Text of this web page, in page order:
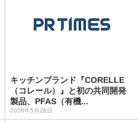
キッチンブランド『CORELLE
（コレール）』と初の共同開発
製品、PFAS（有機...
2026年5月28日